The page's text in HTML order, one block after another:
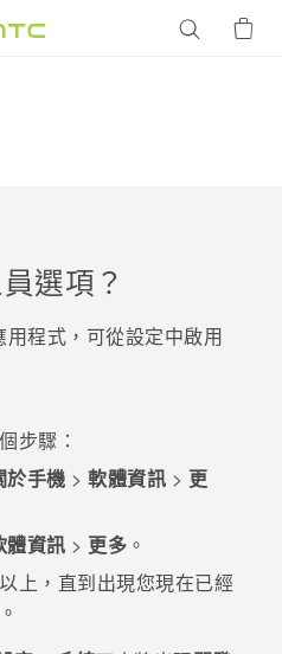
選項？
用程式，可從設定中啟用
步驟：
於手機 > 軟體資訊 > 更
體資訊 > 更多 。
上，直到出現您現在已經